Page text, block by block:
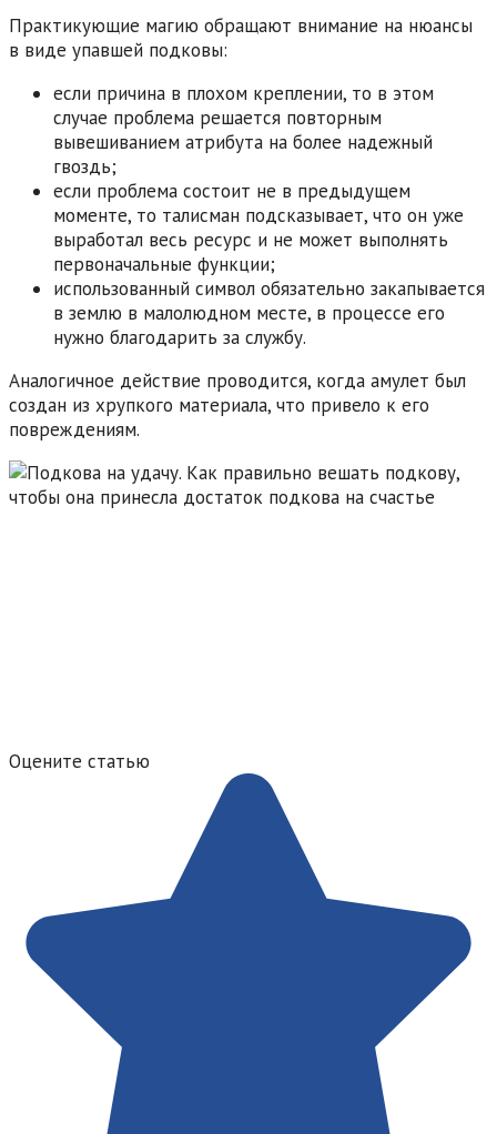
Практикующие магию обращают внимание на нюансы
в виде упавшей подковы:
если причина в плохом креплении, то в этом
случае проблема решается повторным
вывешиванием атрибута на более надежный
гвоздь;
если проблема состоит не в предыдущем
моменте, то талисман подсказывает, что он уже
выработал весь ресурс и не может выполнять
первоначальные функции;
использованный символ обязательно закапывается
в землю в малолюдном месте, в процессе его
нужно благодарить за службу.
Аналогичное действие проводится, когда амулет был
создан из хрупкого материала, что привело к его
повреждениям.
Оцените статью